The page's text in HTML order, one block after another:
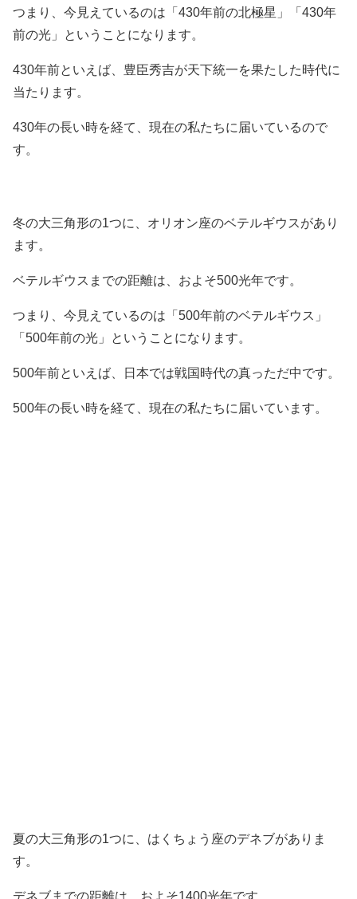
つまり、今見えているのは「430年前の北極星」「430年
前の光」ということになります。
430年前といえば、豊臣秀吉が天下統一を果たした時代に
当たります。
430年の長い時を経て、現在の私たちに届いているので
す。
冬の大三角形の1つに、オリオン座のベテルギウスがあり
ます。
ベテルギウスまでの距離は、およそ500光年です。
つまり、今見えているのは「500年前のベテルギウス」
「500年前の光」ということになります。
500年前といえば、日本では戦国時代の真っただ中です。
500年の長い時を経て、現在の私たちに届いています。
夏の大三角形の1つに、はくちょう座のデネブがありま
す。
デネブまでの距離は、およそ1400光年です。